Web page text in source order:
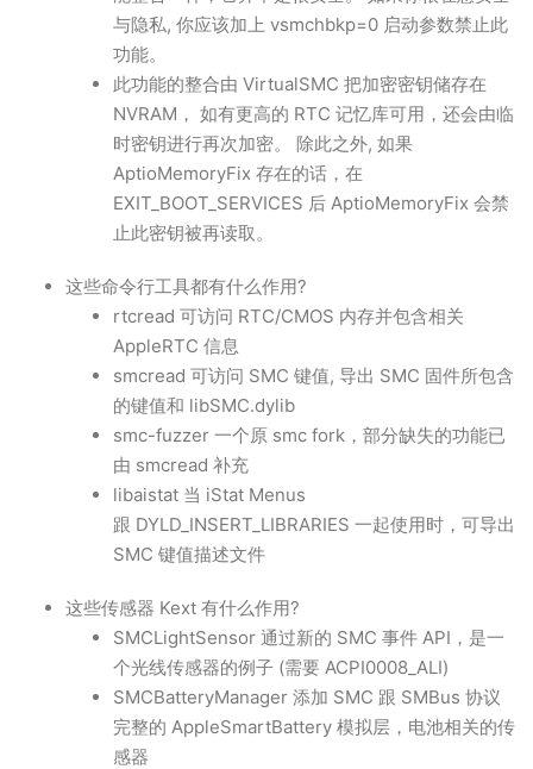
与隐私, 你应该加上 vsmchbkp=0 启动参数禁止此
功能。
此功能的整合由 VirtualSMC 把加密密钥储存在
NVRAM， 如有更高的 RTC 记忆库可用，还会由临
时密钥进行再次加密。 除此之外, 如果
AptioMemoryFix 存在的话，在
EXIT_BOOT_SERVICES 后 AptioMemoryFix 会禁
止此密钥被再读取。
这些命令行工具都有什么作用?
rtcread 可访问 RTC/CMOS 内存并包含相关
AppleRTC 信息
smcread 可访问 SMC 键值, 导出 SMC 固件所包含
的键值和 libSMC.dylib
smc-fuzzer 一个原 smc fork，部分缺失的功能已
由 smcread 补充
libaistat 当 iStat Menus
跟 DYLD_INSERT_LIBRARIES 一起使用时，可导出
SMC 键值描述文件
这些传感器 Kext 有什么作用?
SMCLightSensor 通过新的 SMC 事件 API，是一
个光线传感器的例子 (需要 ACPI0008_ALI)
SMCBatteryManager 添加 SMC 跟 SMBus 协议
完整的 AppleSmartBattery 模拟层，电池相关的传
感器